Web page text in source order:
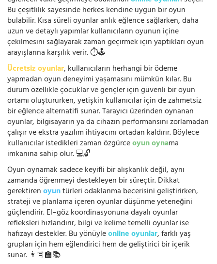
Bu çeşitlilik sayesinde herkes kendine uygun bir oyun
bulabilir. Kısa süreli oyunlar anlık eğlence sağlarken, daha
uzun ve detaylı yapımlar kullanıcıların oyunun içine
çekilmesini sağlayarak zaman geçirmek için yaptıkları oyun
arayışlarına karşılık verir. ⏱️🕹️
Ücretsiz oyunlar, kullanıcıların herhangi bir ödeme
yapmadan oyun deneyimi yaşamasını mümkün kılar. Bu
durum özellikle çocuklar ve gençler için güvenli bir oyun
ortamı oluştururken, yetişkin kullanıcılar için de zahmetsiz
bir eğlence alternatifi sunar. Tarayıcı üzerinden oynanan
oyunlar, bilgisayarın ya da cihazın performansını zorlamadan
çalışır ve ekstra yazılım ihtiyacını ortadan kaldırır. Böylece
kullanıcılar istedikleri zaman özgürceoyun oynama
imkanına sahip olur. 💻🔓
Oyun oynamak sadece keyifli bir alışkanlık değil, aynı
zamanda öğrenmeyi destekleyen bir süreçtir. Dikkat
gerektirenoyuntürleri odaklanma becerisini geliştirirken,
strateji ve planlama içeren oyunlar düşünme yeteneğini
güçlendirir. El–göz koordinasyonuna dayalı oyunlar
refleksleri hızlandırır, bilgi ve kelime temelli oyunlar ise
hafızayı destekler. Bu yönüyleonline oyunlar, farklı yaş
grupları için hem eğlendirici hem de geliştirici bir içerik
sunar. 👩🏻‍🏫📚